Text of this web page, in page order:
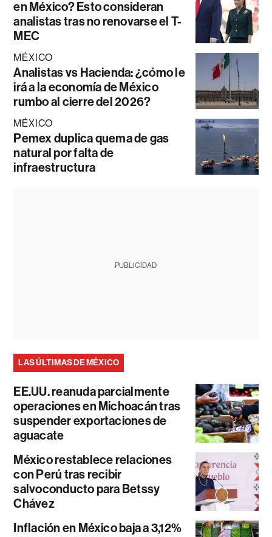
en México? Esto consideran
analistas tras no renovarse el T-
MEC
MÉXICO
Analistas vs Hacienda: ¿cómo le
irá a la economía de México
rumbo al cierre del 2026?
MÉXICO
Pemex duplica quema de gas
natural por falta de
infraestructura
PUBLICIDAD
LAS ÚLTIMAS DE MÉXICO
EE.UU. reanuda parcialmente
operaciones en Michoacán tras
suspender exportaciones de
aguacate
México restablece relaciones
con Perú tras recibir
salvoconducto para Betssy
Chávez
Inflación en México baja a 3,12%